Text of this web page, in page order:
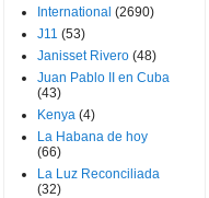
International (2690)
J11 (53)
Janisset Rivero (48)
Juan Pablo II en Cuba
(43)
Kenya (4)
La Habana de hoy
(66)
La Luz Reconciliada
(32)